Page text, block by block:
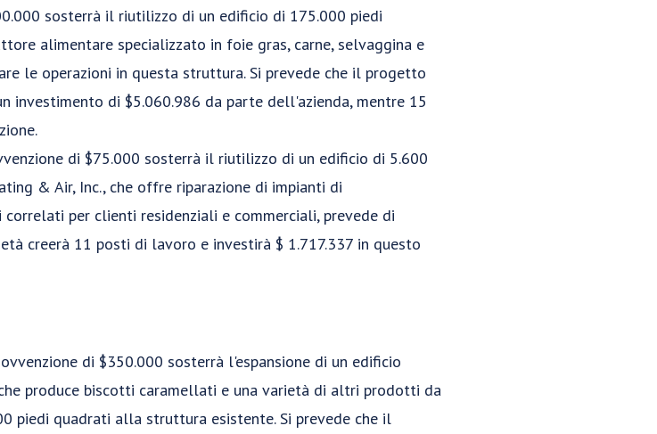
sosterrà il riutilizzo di un edificio di 175.000 piedi
alimentare specializzato in foie gras, carne, selvaggina e
le operazioni in questa struttura. Si prevede che il progetto
investimento di $5.060.986 da parte dell'azienda, mentre 15
di $75.000 sosterrà il riutilizzo di un edificio di 5.600
& Air, Inc., che offre riparazione di impianti di
per clienti residenziali e commerciali, prevede di
creerà 11 posti di lavoro e investirà $ 1.717.337 in questo
di $350.000 sosterrà l'espansione di un edificio
produce biscotti caramellati e una varietà di altri prodotti da
piedi quadrati alla struttura esistente. Si prevede che il